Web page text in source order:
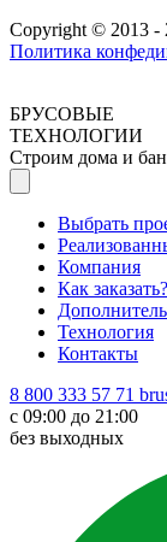
Copyright © 2013 -
Политика
БРУСОВЫЕ
ТЕХНОЛОГИИ
Строим дома и
Выбрать
Компания
Как заказать?
Технология
Контакты
8 800 333 57 71
с 09:00 до 21:00
без выходных